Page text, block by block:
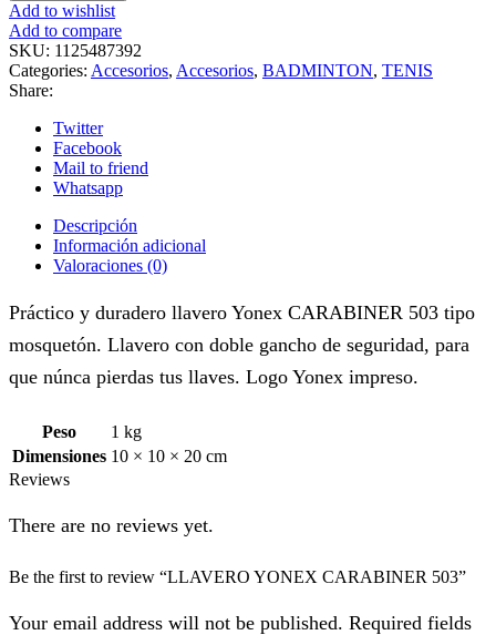
Add to wishlist
Add to compare
SKU: 1125487392
Categories: Accesorios, Accesorios, BADMINTON, TENIS
Share:
Twitter
Facebook
Mail to friend
Whatsapp
Descripción
Información adicional
Valoraciones (0)
Práctico y duradero llavero Yonex CARABINER 503 tipo
mosquetón. Llavero con doble gancho de seguridad, para
que núnca pierdas tus llaves. Logo Yonex impreso.
Peso
1 kg
Dimensiones 10 × 10 × 20 cm
Reviews
There are no reviews yet.
Be the first to review “LLAVERO YONEX CARABINER 503”
Your email address will not be published. Required fields